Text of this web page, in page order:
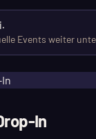
Events weiter
In